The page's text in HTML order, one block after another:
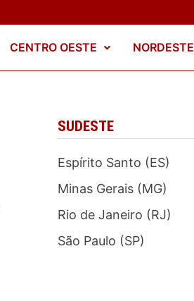
CENTRO OESTE NORDESTE
SUDESTE
Espírito Santo (ES)
Minas Gerais (MG)
Rio de Janeiro (RJ)
São Paulo (SP)